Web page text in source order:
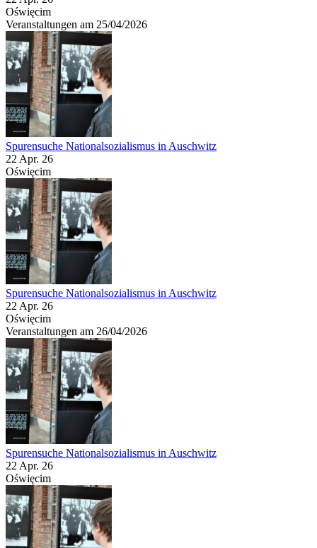
Oświęcim
Veranstaltungen am 25/04/2026
Spurensuche Nationalsozialismus in Auschwitz
22 Apr. 26
Oświęcim
Spurensuche Nationalsozialismus in Auschwitz
22 Apr. 26
Oświęcim
Veranstaltungen am 26/04/2026
Spurensuche Nationalsozialismus in Auschwitz
22 Apr. 26
Oświęcim